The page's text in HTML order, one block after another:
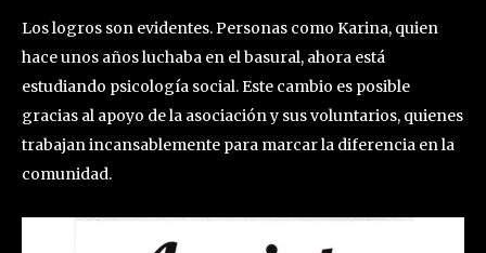
Los logros son evidentes. Personas como Karina, quien
hace unos años luchaba en el basural, ahora está
estudiando psicología social. Este cambio es posible
gracias al apoyo de la asociación y sus voluntarios, quienes
trabajan incansablemente para marcar la diferencia en la
comunidad.